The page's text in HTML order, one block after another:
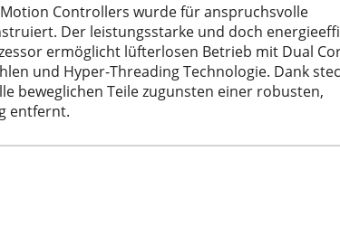
Controllers wurde für anspruchsvolle
Der leistungsstarke und doch
ermöglicht lüfterlosen Betrieb mit Dual
und Hyper-Threading Technologie. Dank
beweglichen Teile zugunsten einer robusten,
entfernt.